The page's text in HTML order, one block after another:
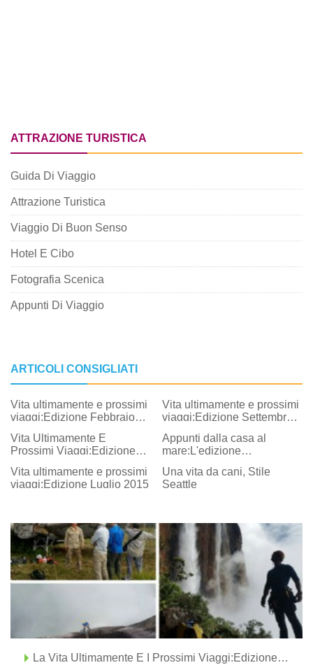
ATTRAZIONE TURISTICA
Guida Di Viaggio
Attrazione Turistica
Viaggio Di Buon Senso
Hotel E Cibo
Fotografia Scenica
Appunti Di Viaggio
ARTICOLI CONSIGLIATI
Vita ultimamente e prossimi
viaggi:Edizione Febbraio
Vita ultimamente e prossimi
viaggi:Edizione Settembre
Vita Ultimamente E
Prossimi Viaggi:Edizione
Appunti dalla casa al
mare:L'edizione
Vita ultimamente e prossimi
viaggi:Edizione Luglio 2015
Una vita da cani, Stile
Seattle
La Vita Ultimamente E I Prossimi Viaggi:Edizione Febbraio 2016